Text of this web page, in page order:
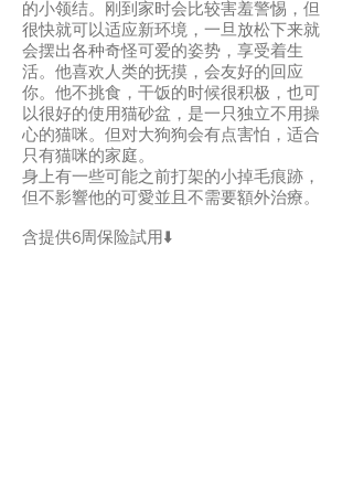
的小领结。刚到家时会比较害羞警惕，但
很快就可以适应新环境，一旦放松下来就
会摆出各种奇怪可爱的姿势，享受着生
活。他喜欢人类的抚摸，会友好的回应
你。他不挑食，干饭的时候很积极，也可
以很好的使用猫砂盆，是一只独立不用操
心的猫咪。但对大狗狗会有点害怕，适合
只有猫咪的家庭。
身上有一些可能之前打架的小掉毛痕跡，
但不影響他的可愛並且不需要額外治療。
含提供6周保险試用⬇️